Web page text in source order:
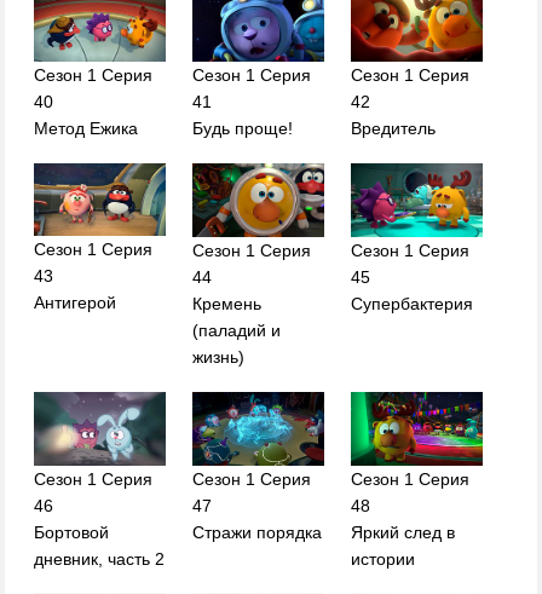
Сезон 1 Серия
40
Метод Ежика
Сезон 1 Серия
41
Будь проще!
Сезон 1 Серия
42
Вредитель
Сезон 1 Серия
43
Антигерой
Сезон 1 Серия
44
Кремень
(паладий и
жизнь)
Сезон 1 Серия
45
Супербактерия
Сезон 1 Серия
46
Бортовой
дневник, часть 2
Сезон 1 Серия
47
Стражи порядка
Сезон 1 Серия
48
Яркий след в
истории